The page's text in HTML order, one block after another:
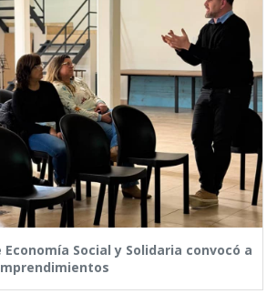
Social y Solidaria convocó a